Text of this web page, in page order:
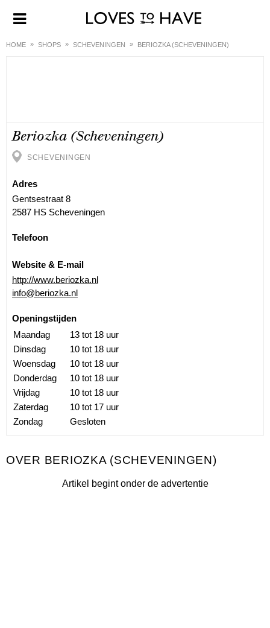
HOME SHOPS SCHEVENINGEN BERIOZKA (SCHEVENINGEN)
Beriozka (Scheveningen)
SCHEVENINGEN
Adres
Gentsestraat 8
2587 HS Scheveningen
Telefoon
Website & E-mail
http://www.beriozka.nl
info@beriozka.nl
Openingstijden
Maandag
13 tot 18 uur
Dinsdag
10 tot 18 uur
Woensdag
10 tot 18 uur
Donderdag
10 tot 18 uur
Vrijdag
10 tot 18 uur
Zaterdag
10 tot 17 uur
Zondag
Gesloten
BERIOZKA (SCHEVENINGEN)
Artikel begint onder de advertentie